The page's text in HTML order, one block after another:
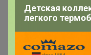
Войти с
Детская
легкого